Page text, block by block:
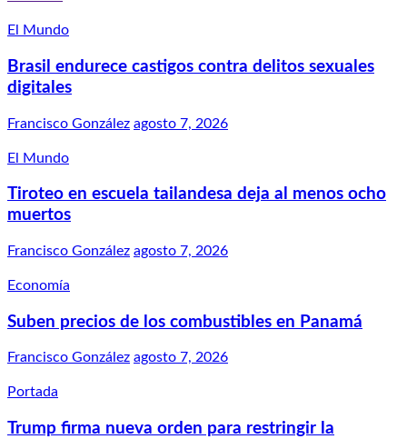
El Mundo
Brasil endurece castigos contra delitos sexuales
digitales
Francisco González agosto 7, 2026
El Mundo
Tiroteo en escuela tailandesa deja al menos ocho
muertos
Francisco González agosto 7, 2026
Economía
Suben precios de los combustibles en Panamá
Francisco González agosto 7, 2026
Portada
Trump firma nueva orden para restringir la